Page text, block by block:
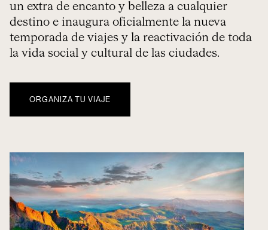
un extra de encanto y belleza a cualquier
destino e inaugura oficialmente la nueva
temporada de viajes y la reactivación de toda
la vida social y cultural de las ciudades.
ORGANIZA TU VIAJE